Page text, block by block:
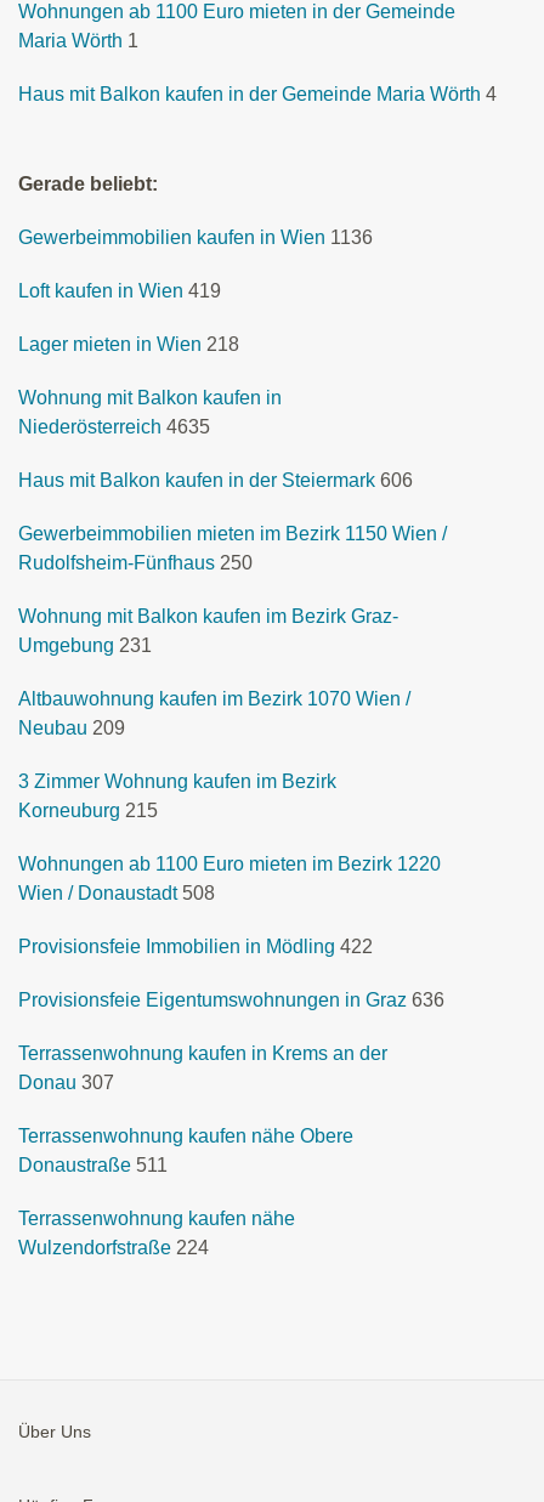
Wohnungen ab 1100 Euro mieten in der Gemeinde
Maria Wörth 1
Haus mit Balkon kaufen in der Gemeinde Maria Wörth 4
Gerade beliebt:
Gewerbeimmobilien kaufen in Wien 1136
Loft kaufen in Wien 419
Lager mieten in Wien 218
Wohnung mit Balkon kaufen in
Niederösterreich 4635
Haus mit Balkon kaufen in der Steiermark 606
Gewerbeimmobilien mieten im Bezirk 1150 Wien /
Rudolfsheim-Fünfhaus 250
Wohnung mit Balkon kaufen im Bezirk Graz-
Umgebung 231
Altbauwohnung kaufen im Bezirk 1070 Wien /
Neubau 209
3 Zimmer Wohnung kaufen im Bezirk
Korneuburg 215
Wohnungen ab 1100 Euro mieten im Bezirk 1220
Wien / Donaustadt 508
Provisionsfeie Immobilien in Mödling 422
Provisionsfeie Eigentumswohnungen in Graz 636
Terrassenwohnung kaufen in Krems an der
Donau 307
Terrassenwohnung kaufen nähe Obere
Donaustraße 511
Terrassenwohnung kaufen nähe
Wulzendorfstraße 224
Über Uns